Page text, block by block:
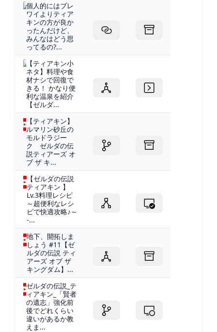
個人的にはブレ
ワイよりティア
キンの方が良か
ったんだけど、
みんなはどう思
ってるの?...
【ティアキン小
ネタ】料理や食
材ナシで回復で
きる！ かなり便
利な温泉を紹介
【ゼルダ...
【ティアキン】
ルマリン砂丘の
モルドラジー
ク ゼルダの伝
説ティアーズ オ
ブ ザ キ...
【ゼルダの伝説
ティアキン 】
Lv.3料理レシピ
～超便利なレシ
ピで快適攻略♪～
-...
地下、開拓しま
しょう #11【ゼ
ルダの伝説 ティ
アーズ オブ ザ
キングダム】...
ゼルダの伝説_テ
ィアキン_「賢者
の遺志」強化前
後でどれくらい
違いがあるか教
えま...